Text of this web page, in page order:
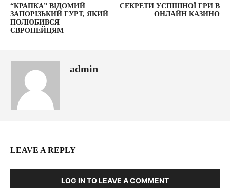
“КРАПКА” ВІДОМИЙ
ЗАПОРІЗЬКИЙ ГУРТ, ЯКИЙ
ПОЛЮБИВСЯ
ЄВРОПЕЙЦЯМ
СЕКРЕТИ УСПІШНОЇ ГРИ В
ОНЛАЙН КАЗИНО
admin
LEAVE A REPLY
LOG IN TO LEAVE A COMMENT